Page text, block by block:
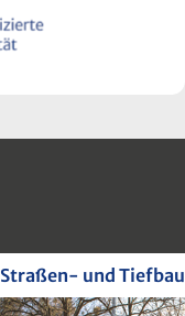
Straßen- und Tiefbau